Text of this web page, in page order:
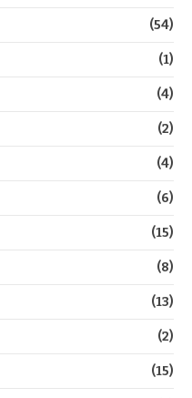
(54)
(1)
(4)
(2)
(4)
(6)
(15)
(8)
(13)
(2)
(15)